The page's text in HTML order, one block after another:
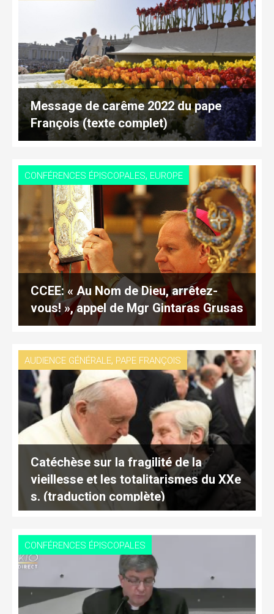
Message de carême 2022 du pape
François (texte complet)
CONFÉRENCES ÉPISCOPALES, EUROPE
CCEE: « Au Nom de Dieu, arrêtez-
vous! », appel de Mgr Gintaras Grusas
AUDIENCE GÉNÉRALE, PAPE FRANÇOIS
Catéchèse sur la fragilité de la
vieillesse et les totalitarismes du XXe
s. (traduction complète)
CONFÉRENCES ÉPISCOPALES